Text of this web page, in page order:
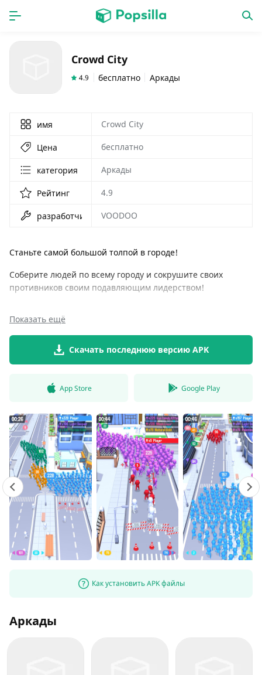
Crowd City
4.9 бесплатно Аркады
имя Crowd City
Цена бесплатно
категория Аркады
Рейтинг 4.9
разработчик VOODOO
Станьте самой большой толпой в городе!
Соберите людей по всему городу и сокрушите своих
противников своим подавляющим лидерством!
Показать ещё
Скачать последнюю версию APK
App Store Google Play
Как установить APK файлы
Аркады